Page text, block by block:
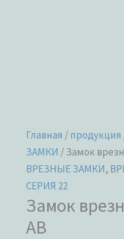
Главная /продукция
ЗАМКИ / Замок
ВРЕЗНЫЕ ЗАМКИ,
СЕРИЯ 22
Замок
AB